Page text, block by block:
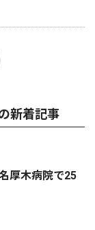
新着記事
厚木病院で25